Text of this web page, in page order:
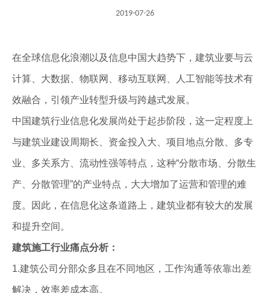
2019-07-26
在全球信息化浪潮以及信息中国大趋势下，建筑业要与云
计算、大数据、物联网、移动互联网、人工智能等技术有
效融合，引领产业转型升级与跨越式发展。
中国建筑行业信息化发展尚处于起步阶段，这一定程度上
与建筑业建设周期长、资金投入大、项目地点分散、多专
业、多关系方、流动性强等特点，这种“分散市场、分散生
产、分散管理”的产业特点，大大增加了运营和管理的难
度。因此，在信息化这条道路上，建筑业都有较大的发展
和提升空间。
建筑施工行业痛点分析：
1.建筑公司分部众多且在不同地区，工作沟通等依靠出差
解决，效率差成本高。